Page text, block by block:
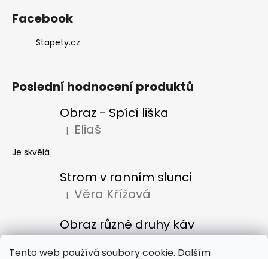
Tento web používá soubory cookie. Dalším
Facebook
Stapety.cz
Poslední hodnocení produktů
Obraz - Spící liška
Hodnocení produktu je 5 z 5 hvězdiček.
| Eliaš
Je skvělá
Strom v ranním slunci
Hodnocení produktu je 5 z 5 hvězdiček.
| Věra Křížová
Obraz různé druhy káv
Hodnocení produktu je 5 z 5 hvězdiček.